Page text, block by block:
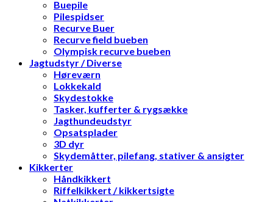
Buepile
Pilespidser
Recurve Buer
Recurve field bueben
Olympisk recurve bueben
Jagtudstyr / Diverse
Høreværn
Lokkekald
Skydestokke
Tasker, kufferter & rygsække
Jagthundeudstyr
Opsatsplader
3D dyr
Skydemåtter, pilefang, stativer & ansigter
Kikkerter
Håndkikkert
Riffelkikkert / kikkertsigte